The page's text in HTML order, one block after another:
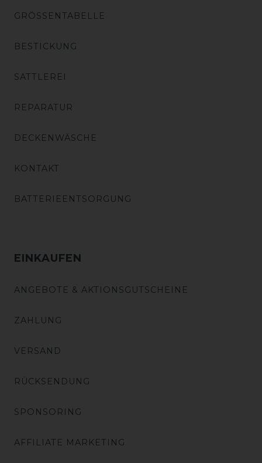
GRÖSSENTABELLE
BESTICKUNG
SATTLEREI
REPARATUR
DECKENWÄSCHE
KONTAKT
BATTERIEENTSORGUNG
EINKAUFEN
ANGEBOTE & AKTIONSGUTSCHEINE
ZAHLUNG
VERSAND
RÜCKSENDUNG
SPONSORING
AFFILIATE MARKETING